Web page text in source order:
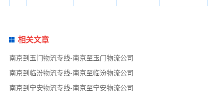
相关文章
南京到玉门物流专线-南京至玉门物流公司
南京到临汾物流专线-南京至临汾物流公司
南京到宁安物流专线-南京至宁安物流公司